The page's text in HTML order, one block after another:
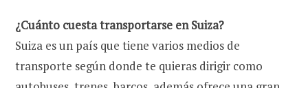
¿Cuánto cuesta transportarse en Suiza?
Suiza es un país que tiene varios medios de
transporte según donde te quieras dirigir como